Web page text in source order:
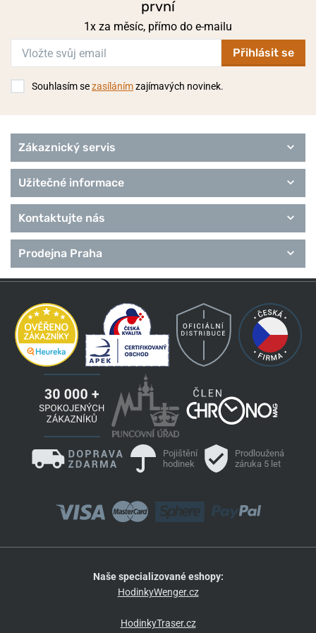
první
1x za měsíc, přímo do e-mailu
Přihlásit se
Souhlasím sezasílánímzajímavých novinek.
Zákaznický servis
Užitečné informace
Kontaktujte nás
Prodejna Praha
Pojištění
hodinek
Prodloužená
záruka 5 let
Naše specializované eshopy:
HodinkyWenger.cz
HodinkyTraser.cz